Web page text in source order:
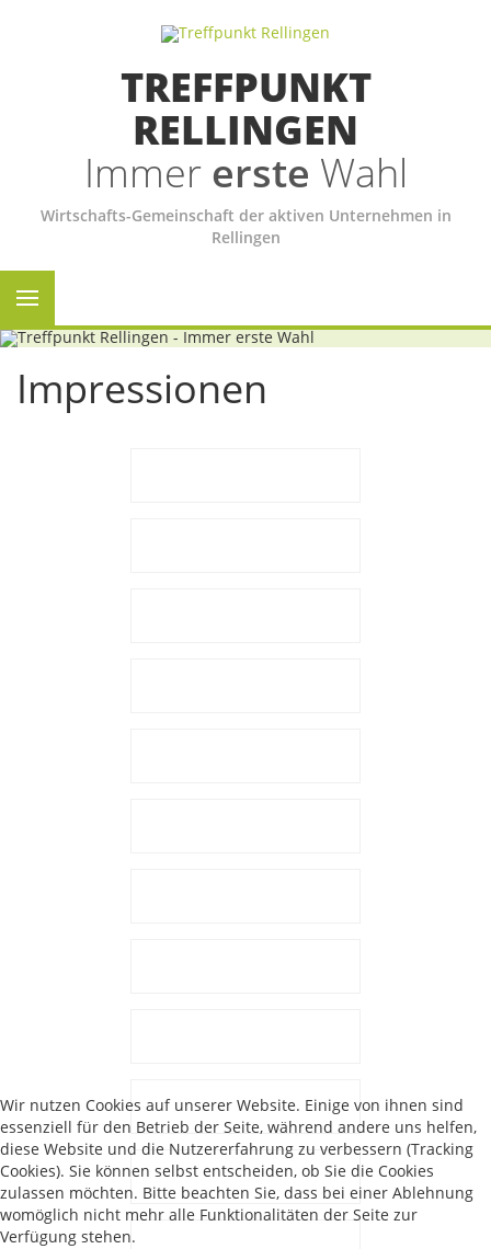
TREFFPUNKT
RELLINGEN
Immer erste Wahl
Wirtschafts-Gemeinschaft der aktiven Unternehmen in
Rellingen
Impressionen
Wir nutzen Cookies auf unserer Website. Einige von ihnen sind
essenziell für den Betrieb der Seite, während andere uns helfen,
diese Website und die Nutzererfahrung zu verbessern (Tracking
Cookies). Sie können selbst entscheiden, ob Sie die Cookies
zulassen möchten. Bitte beachten Sie, dass bei einer Ablehnung
womöglich nicht mehr alle Funktionalitäten der Seite zur
Verfügung stehen.